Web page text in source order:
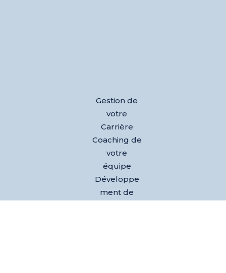
Gestion de
votre
Carrière
Coaching de
votre
équipe
Développe
ment de